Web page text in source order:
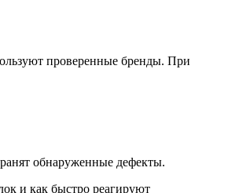
проверенные бренды. При
обнаруженные дефекты.
и как быстро реагируют